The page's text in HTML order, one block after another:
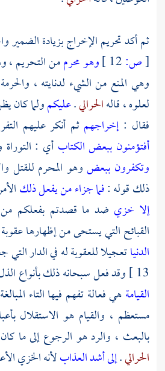
ثم أكد تحريم الإخراج بزيادة الضمير
[ص: وهو محرممن التحريم ،
وهي المنع من الشيء لدنايته ،
لعلوه ، قالهالحرالي.عليكمولما كان
فقال :إخراجهمثم أنكر عليهم
أفتؤمنون ببعض الكتابأي :
وتكفرون ببعضوهو المحرم
ذلك قوله :فما جزاء من يفعل ذلك
إلا خزي ضد ما قصدتم بفعلكم من
القبائح التي يستحى من إظهارها عقوبة
الدنياتعجيلا للعقوبة له في الدار
13 ] وقد فعل سبحانه ذلك بأنواع
القيامةهي فعالة تفهم فيها التاء
مستعظم ، والقيام هو الاستقلال
بالبعث ، والرد هو الرجوع إلى ما
الحرالي.إلى أشد العذابلأنه الخزي